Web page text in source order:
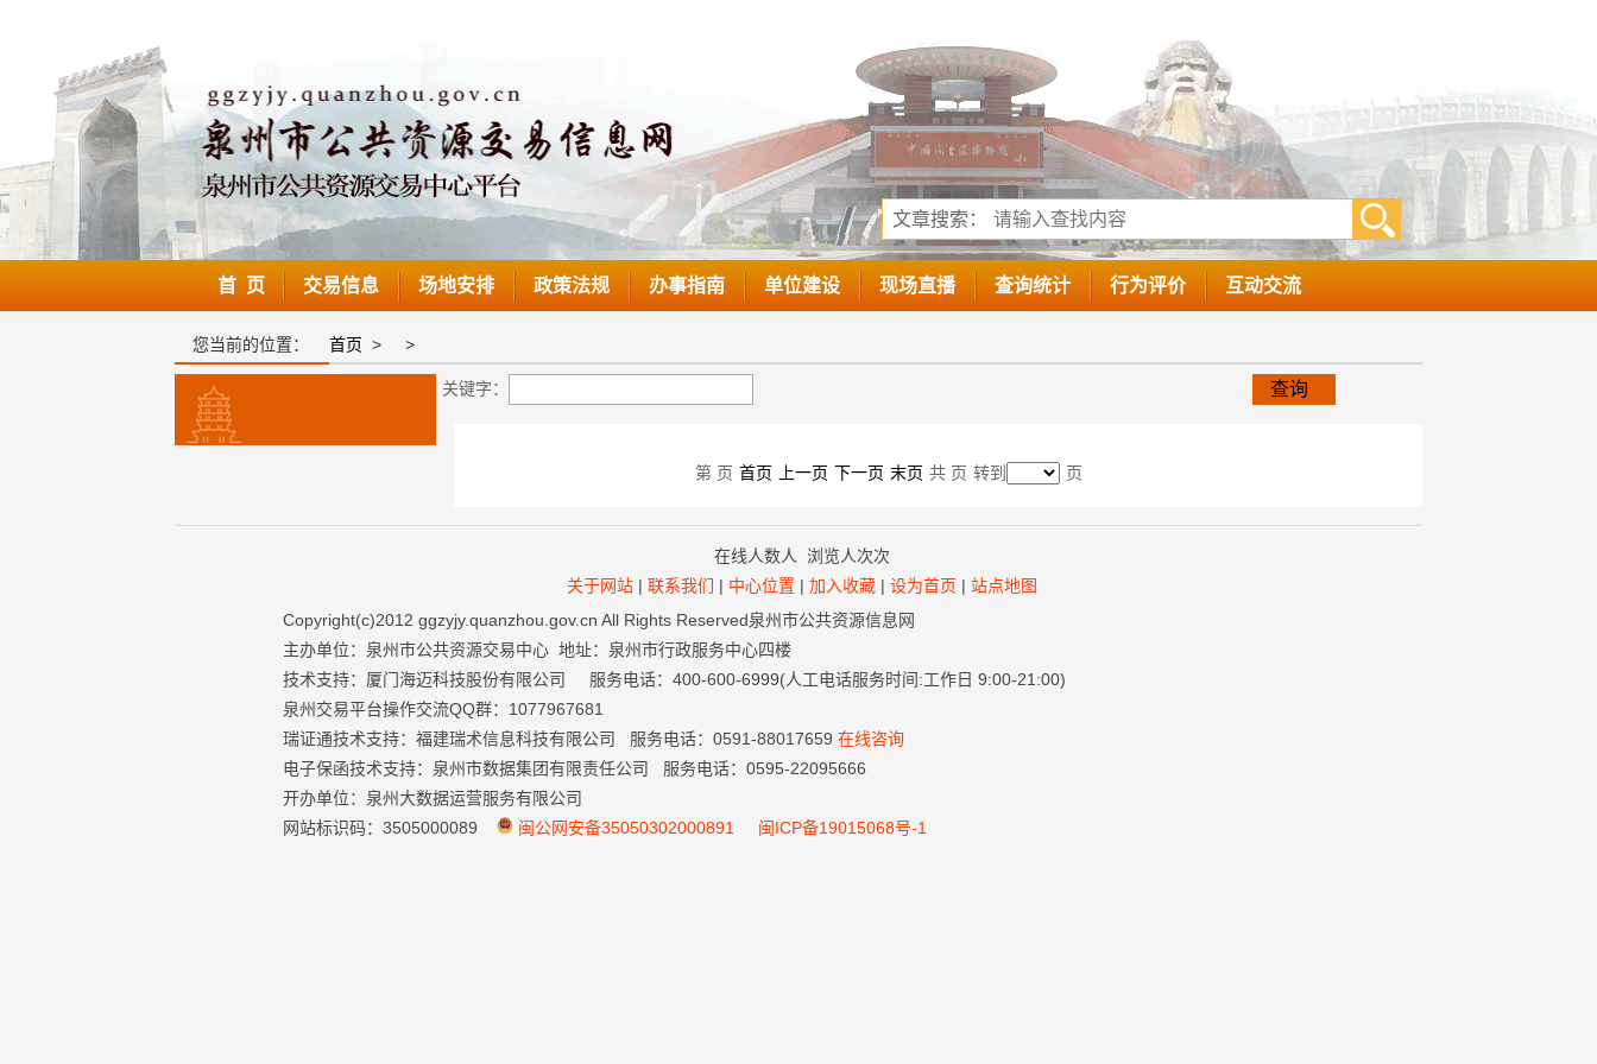
文章搜索：
首 页 交易信息 场地安排 政策法规 办事指南 单位建设 现场直播 查询统计 行为评价 互动交流
您当前的位置： 首页 > >
关键字： 查询
第 页 首页 上一页 下一页 末页 共 页 转到 页
在线人数人 浏览人次次
关于网站 | 联系我们 | 中心位置 | 加入收藏 | 设为首页 | 站点地图
Copyright(c)2012 ggzyjy.quanzhou.gov.cn All Rights Reserved泉州市公共资源信息网
主办单位：泉州市公共资源交易中心 地址：泉州市行政服务中心四楼
技术支持：厦门海迈科技股份有限公司 服务电话：400-600-6999(人工电话服务时间:工作日 9:00-21:00)
泉州交易平台操作交流QQ群：1077967681
瑞证通技术支持：福建瑞术信息科技有限公司 服务电话：0591-88017659 在线咨询
电子保函技术支持：泉州市数据集团有限责任公司 服务电话：0595-22095666
开办单位：泉州大数据运营服务有限公司
网站标识码：3505000089
闽公网安备35050302000891 闽ICP备19015068号-1